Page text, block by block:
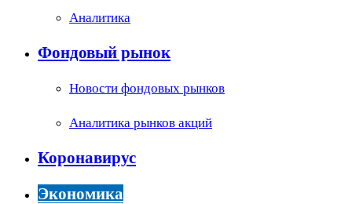
Аналитика
Фондовый рынок
Новости фондовых рынков
Аналитика рынков акций
Коронавирус
Экономика